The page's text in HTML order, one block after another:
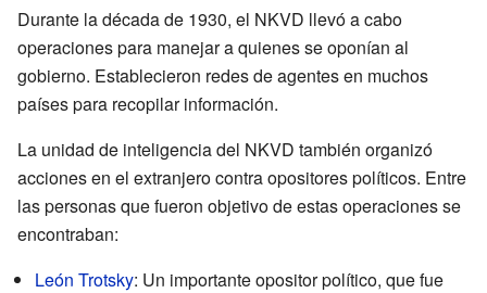
Durante la década de 1930, el NKVD llevó a cabo
operaciones para manejar a quienes se oponían al
gobierno. Establecieron redes de agentes en muchos
países para recopilar información.
La unidad de inteligencia del NKVD también organizó
acciones en el extranjero contra opositores políticos. Entre
las personas que fueron objetivo de estas operaciones se
encontraban:
León Trotsky: Un importante opositor político, que fue